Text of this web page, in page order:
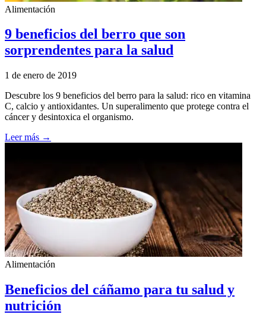
Alimentación
9 beneficios del berro que son
sorprendentes para la salud
1 de enero de 2019
Descubre los 9 beneficios del berro para la salud: rico en vitamina
C, calcio y antioxidantes. Un superalimento que protege contra el
cáncer y desintoxica el organismo.
Leer más →
Alimentación
Beneficios del cáñamo para tu salud y
nutrición